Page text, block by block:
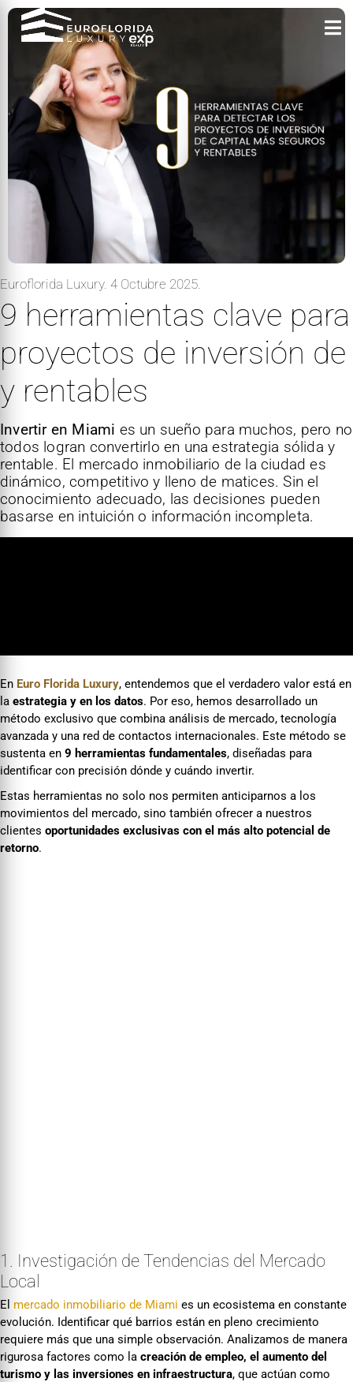
Ir
contenido
Euroflorida Luxury. 4 Octubre 2025.
9 herramientas clave
proyectos de inversión
y rentables
Invertir en Miami es un sueño para muchos, pero no
todos logran convertirlo en una estrategia sólida y
rentable. El mercado inmobiliario de la ciudad es
dinámico, competitivo y lleno de matices. Sin el
conocimiento adecuado, las decisiones pueden
basarse en intuición o información incompleta.
En Euro Florida Luxury, entendemos que el verdadero valor está en
la estrategia y en los datos. Por eso, hemos desarrollado un
método exclusivo que combina análisis de mercado, tecnología
avanzada y una red de contactos internacionales. Este método se
sustenta en 9 herramientas fundamentales, diseñadas para
identificar con precisión dónde y cuándo invertir.
Estas herramientas no solo nos permiten anticiparnos a los
movimientos del mercado, sino también ofrecer a nuestros
clientes oportunidades exclusivas con el más alto potencial de
retorno.
1. Investigación de Tendencias del Mercado
Local
El mercado inmobiliario de Miami es un ecosistema en constante
evolución. Identificar qué barrios están en pleno crecimiento
requiere más que una simple observación. Analizamos de manera
rigurosa factores como la creación de empleo, el aumento del
turismo y las inversiones en infraestructura, que actúan como